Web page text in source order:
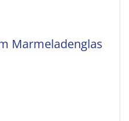
Marmeladenglas